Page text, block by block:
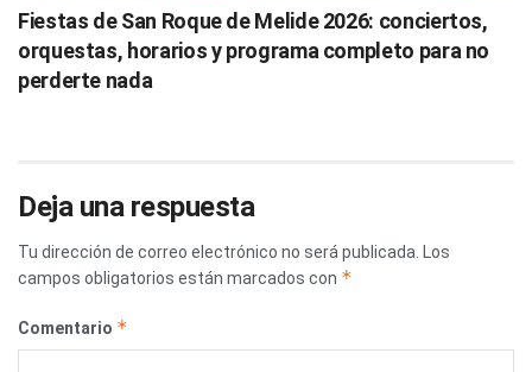
Fiestas de San Roque de Melide 2026: conciertos,
orquestas, horarios y programa completo para no
perderte nada
Deja una respuesta
Tu dirección de correo electrónico no será publicada.
Los
campos obligatorios están marcados con *
Comentario *